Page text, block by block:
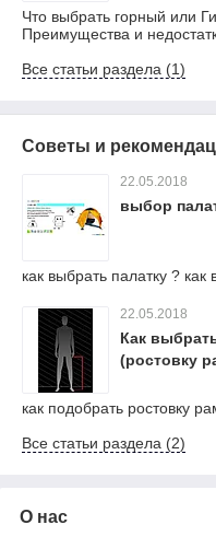
Что выбрать горный или
Преимущества и
Все статьи раздела (1)
Советы и
22.05.2018
выбор
как выбрать палатку ? как
22.05.2018
Как
(ростовку
как подобрать ростовку
Все статьи раздела (2)
О нас